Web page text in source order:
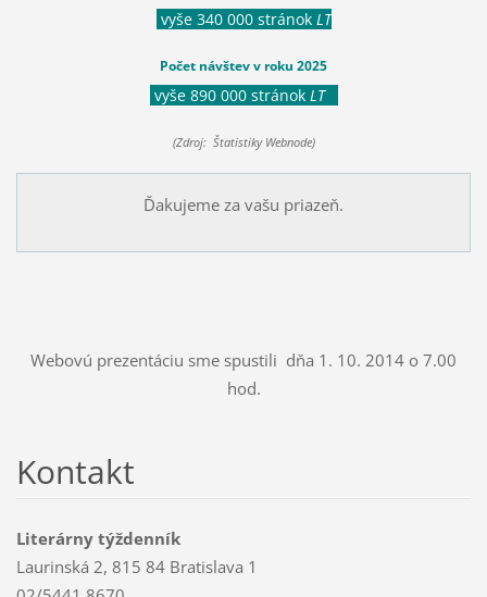
vyše 340 000 stránok LT
Počet návštev v roku 2025
vyše 890 000 stránok LT
(Zdroj: Štatistiky Webnode)
Ďakujeme za vašu priazeň.
Webovú prezentáciu sme spustili dňa 1. 10. 2014 o 7.00
hod.
Kontakt
Literárny týždenník
Laurinská 2, 815 84 Bratislava 1